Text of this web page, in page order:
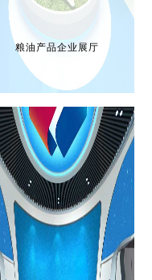
粮油产品企业展厅